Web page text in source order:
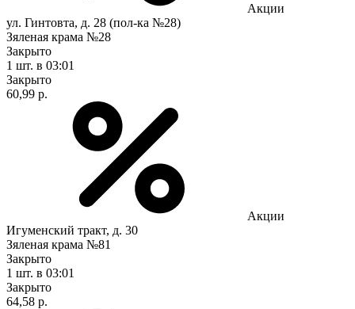
Акции
ул. Гинтовта, д. 28 (пол-ка №28)
Зяленая крама №28
Закрыто
1 шт. в 03:01
Закрыто
60,99 р.
Акции
Игуменский тракт, д. 30
Зяленая крама №81
Закрыто
1 шт. в 03:01
Закрыто
64,58 р.